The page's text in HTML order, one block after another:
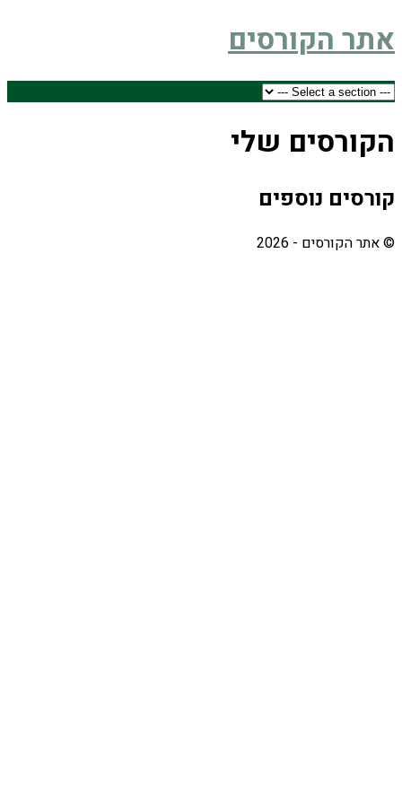
אתר הקורסים
הקורסים שלי
קורסים נוספים
© אתר הקורסים - 2026